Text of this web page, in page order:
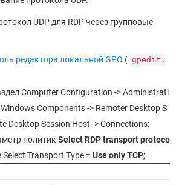
UDP для RDP через групповые
редактора локальной GPO ( gpedit.
Computer Configuration -> Administrati
Components -> Remoter Desktop S
Desktop Session Host -> Connections;
политик Select RDP transport protoco
Select Transport Type = Use only TCP;